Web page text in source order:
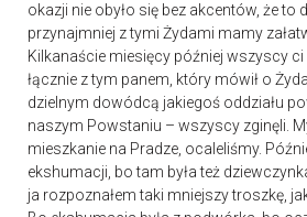
okazji nie obyło się bez akcentów, że to
przynajmniej z tymi Żydami mamy
Kilkanaście miesięcy później wszyscy ci
łącznie z tym panem, który mówił o
dzielnym dowódcą jakiegoś oddziału
naszym Powstaniu – wszyscy zginęli.
mieszkanie na Pradze, ocaleliśmy.
ekshumacji, bo tam była też
ja rozpoznałem taki mniejszy troszkę,